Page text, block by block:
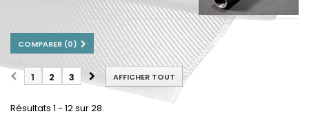
COMPARER (0)
AFFICHER TOUT
1 2 3
Résultats 1 - 12 sur 28.